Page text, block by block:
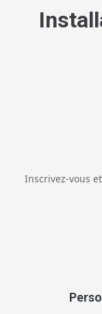
Inscrivez-vous